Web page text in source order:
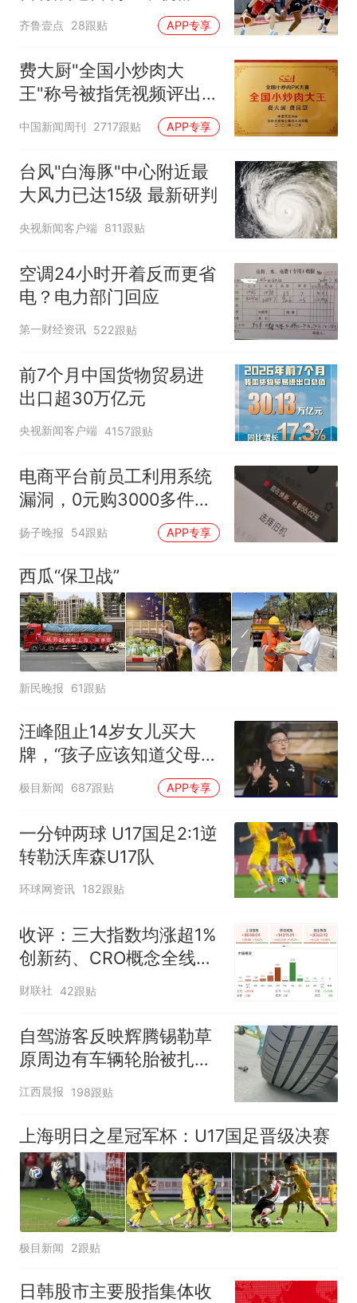
有望出战
齐鲁壹点 28跟贴 APP专享
费大厨"全国小炒肉大
王"称号被指凭视频评出
官方回应
中国新闻周刊 2717跟贴 APP专享
台风"白海豚"中心附近最
大风力已达15级 最新研判
央视新闻客户端 811跟贴
空调24小时开着反而更省
电？电力部门回应
第一财经资讯 522跟贴
前7个月中国货物贸易进
出口超30万亿元
央视新闻客户端 4157跟贴
电商平台前员工利用系统
漏洞，0元购3000多件家
扬子晚报 54跟贴 APP专享
西瓜“保卫战”
新民晚报 61跟贴
汪峰阻止14岁女儿买大
牌，“孩子应该知道父母的
不易”，称自己买衣服80%
极目新闻 687跟贴 APP专享
一分钟两球 U17国足2:1逆
转勒沃库森U17队
环球网资讯 182跟贴
收评：三大指数均涨超1%
创新药、CRO概念全线走
强
财联社 42跟贴
自驾游客反映辉腾锡勒草
原周边有车辆轮胎被扎，
修理店铺换胎价格高达千
元，官方发布情况通报
江西晨报 198跟贴
上海明日之星冠军杯：U17国足晋级决赛
极目新闻 2跟贴
日韩股市主要股指集体收